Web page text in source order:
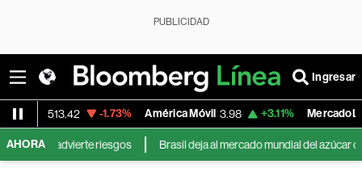
PUBLICIDAD
Ingresar
América Móvil 3.98 +3.11% MercadoLibre 1,821.795
AHORA
riesgos Brasil deja al mercado mundial del azúcar con menos